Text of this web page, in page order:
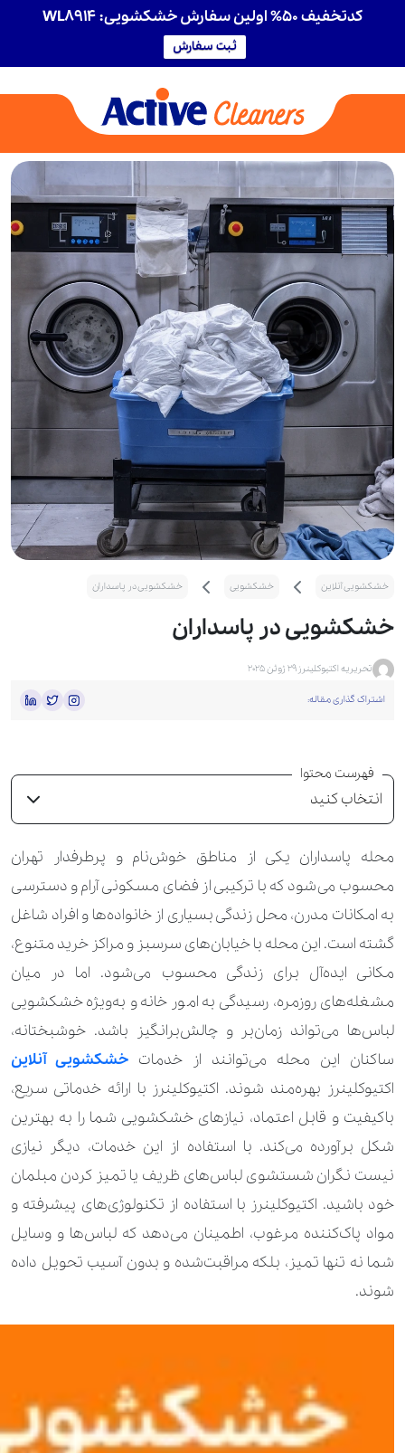
کدتخفیف 50% اولین سفارش خشکشویی: WL8914
ثبت سفارش
خشکشویی آنلاین خشکشویی خشکشویی در پاسداران
خشکشویی در پاسداران
تحریریه اکتیوکلینرز 29 ژوئن 2025
اشتراک گذاری مقاله:
فهرست محتوا
انتخاب کنید
محله پاسداران یکی از مناطق خوش‌نام و پرطرفدار تهران
محسوب می‌شود که با ترکیبی از فضای مسکونی آرام و دسترسی
به امکانات مدرن، محل زندگی بسیاری از خانواده‌ها و افراد شاغل
گشته است. این محله با خیابان‌های سرسبز و مراکز خرید متنوع،
مکانی ایده‌آل برای زندگی محسوب می‌شود. اما در میان
مشغله‌های روزمره، رسیدگی به امور خانه و به‌ویژه خشکشویی
لباس‌ها می‌تواند زمان‌بر و چالش‌برانگیز باشد. خوشبختانه،
ساکنان این محله می‌توانند از خدمات خشکشویی آنلاین
اکتیوکلینرز بهره‌مند شوند. اکتیوکلینرز با ارائه خدماتی سریع،
باکیفیت و قابل اعتماد، نیازهای خشکشویی شما را به بهترین
شکل برآورده می‌کند. با استفاده از این خدمات، دیگر نیازی
نیست نگران شستشوی لباس‌های ظریف یا تمیز کردن مبلمان
خود باشید. اکتیوکلینرز با استفاده از تکنولوژی‌های پیشرفته و
مواد پاک‌کننده مرغوب، اطمینان می‌دهد که لباس‌ها و وسایل
شما نه تنها تمیز، بلکه مراقبت‌شده و بدون آسیب تحویل داده
شوند.